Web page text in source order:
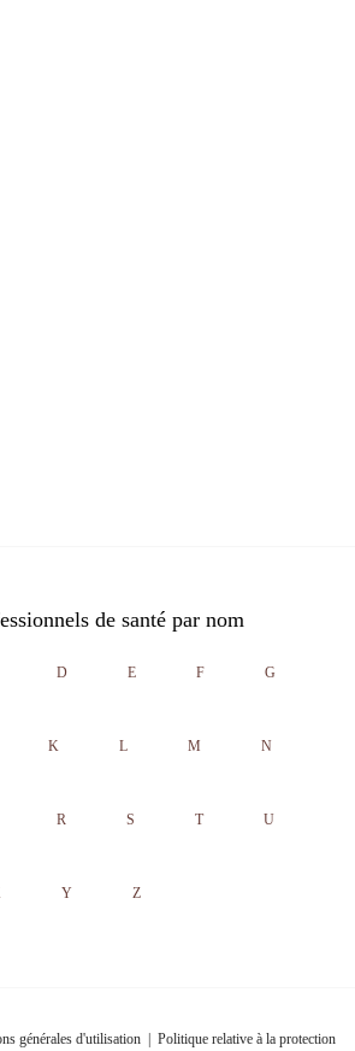
de santé par nom
D E F G
K L M N
R S T U
Y Z
générales d'utilisation Politique relative à la protection